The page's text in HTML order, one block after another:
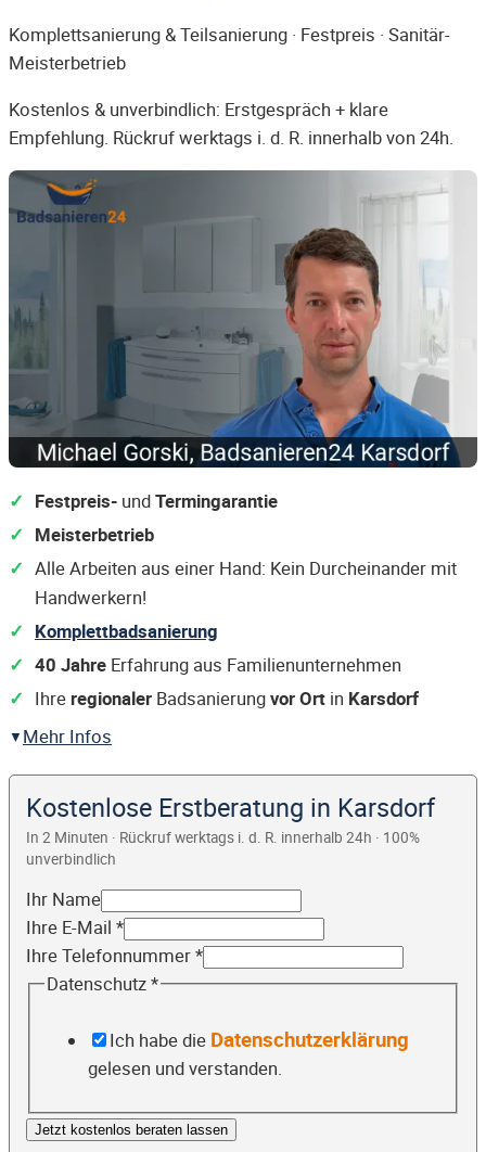
Komplettsanierung & Teilsanierung · Festpreis · Sanitär-
Meisterbetrieb
Kostenlos & unverbindlich: Erstgespräch + klare
Empfehlung. Rückruf werktags i. d. R. innerhalb von 24h.
Festpreis- undTermingarantie
Meisterbetrieb
Alle Arbeiten aus einer Hand: Kein Durcheinander mit
Handwerkern!
Komplettbadsanierung
40 Jahre Erfahrung aus Familienunternehmen
Ihre regionaler Badsanierungvor Ort in Karsdorf
Mehr Infos
Kostenlose Erstberatung in Karsdorf
In 2 Minuten · Rückruf werktags i. d. R. innerhalb 24h · 100%
unverbindlich
Ihr Name
Ihre E-Mail *
Ihre Telefonnummer*
Datenschutz*
Ich habe die Datenschutzerklärung
gelesen und verstanden.
Jetzt kostenlos beraten lassen